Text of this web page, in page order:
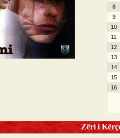
8
9
10
11
12
13
14
15
16
Zëri i